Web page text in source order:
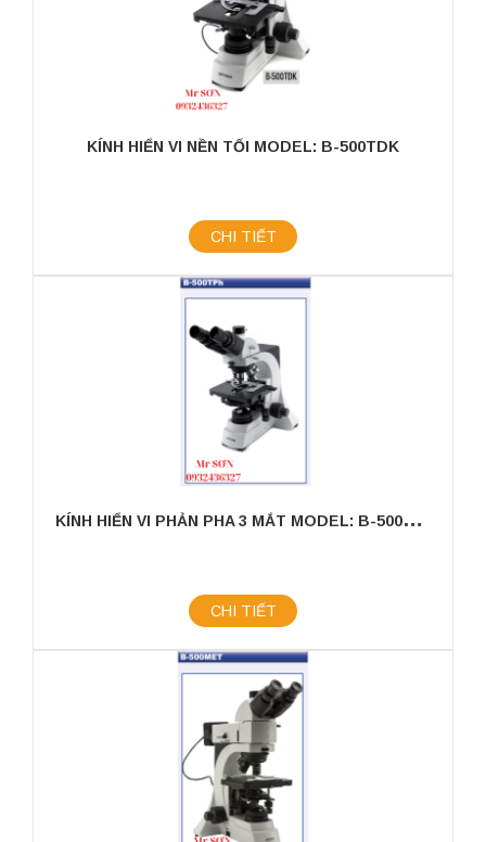
KÍNH HIỂN VI NỀN TỐI MODEL: B-500TDK
CHI TIẾT
K
ÍNH HIỂN VI PHẢN PHA 3 MẮT MODEL: B-500TPH
CHI TIẾT